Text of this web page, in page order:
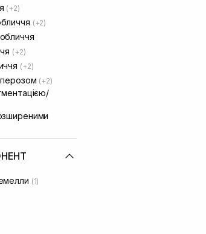
(+2)
(+2)
(+2)
(+2)
(+2)
(1)